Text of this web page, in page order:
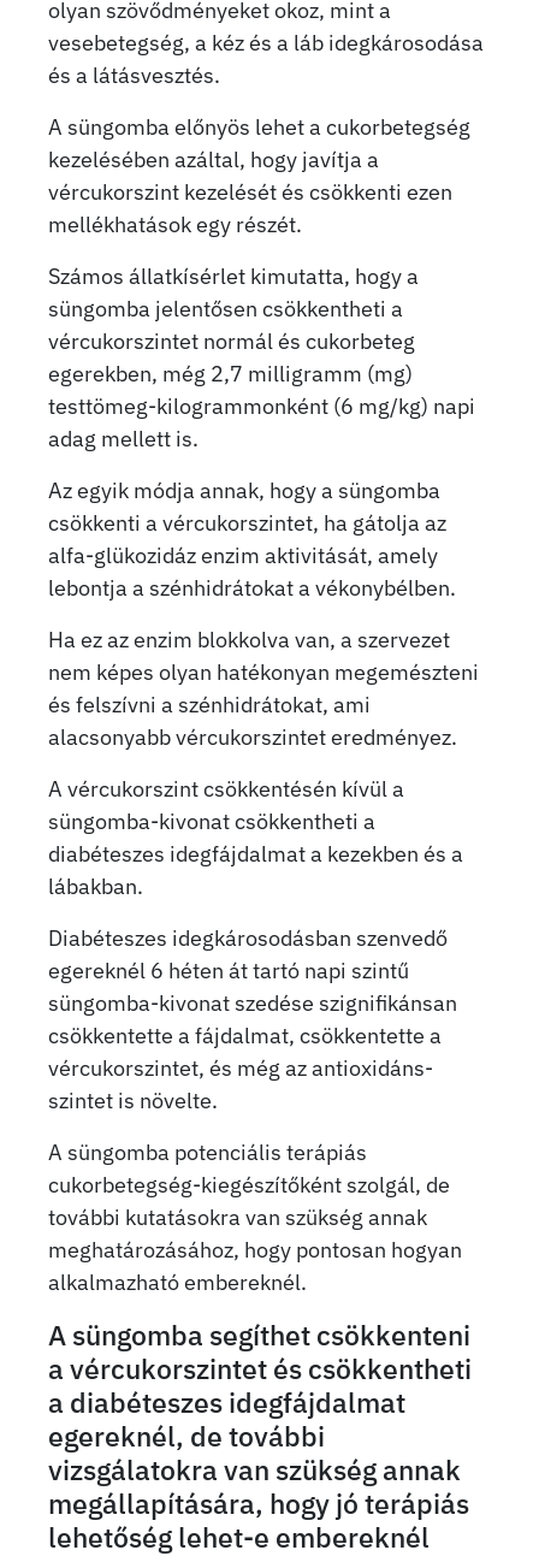
olyan szövődményeket okoz, mint a
vesebetegség, a kéz és a láb idegkárosodása
és a látásvesztés.
A süngomba előnyös lehet a cukorbetegség
kezelésében azáltal, hogy javítja a
vércukorszint kezelését és csökkenti ezen
mellékhatások egy részét.
Számos állatkísérlet kimutatta, hogy a
süngomba jelentősen csökkentheti a
vércukorszintet normál és cukorbeteg
egerekben, még 2,7 milligramm (mg)
testtömeg-kilogrammonként (6 mg/kg) napi
adag mellett is.
Az egyik módja annak, hogy a süngomba
csökkenti a vércukorszintet, ha gátolja az
alfa-glükozidáz enzim aktivitását, amely
lebontja a szénhidrátokat a vékonybélben.
Ha ez az enzim blokkolva van, a szervezet
nem képes olyan hatékonyan megemészteni
és felszívni a szénhidrátokat, ami
alacsonyabb vércukorszintet eredményez.
A vércukorszint csökkentésén kívül a
süngomba-kivonat csökkentheti a
diabéteszes idegfájdalmat a kezekben és a
lábakban.
Diabéteszes idegkárosodásban szenvedő
egereknél 6 héten át tartó napi szintű
süngomba-kivonat szedése szignifikánsan
csökkentette a fájdalmat, csökkentette a
vércukorszintet, és még az antioxidáns-
szintet is növelte.
A süngomba potenciális terápiás
cukorbetegség-kiegészítőként szolgál, de
további kutatásokra van szükség annak
meghatározásához, hogy pontosan hogyan
alkalmazható embereknél.
A süngomba segíthet csökkenteni
a vércukorszintet és csökkentheti
a diabéteszes idegfájdalmat
egereknél, de további
vizsgálatokra van szükség annak
megállapítására, hogy jó terápiás
lehetőség lehet-e embereknél